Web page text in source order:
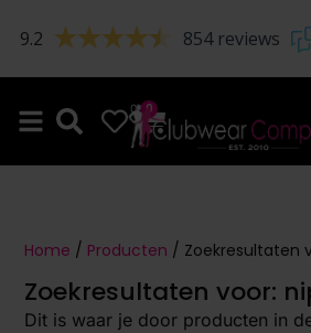
9.2 854 reviews
0 0
Home / Producten / Zoekresultaten
Zoekresultaten voor:
Dit is waar je door producten in